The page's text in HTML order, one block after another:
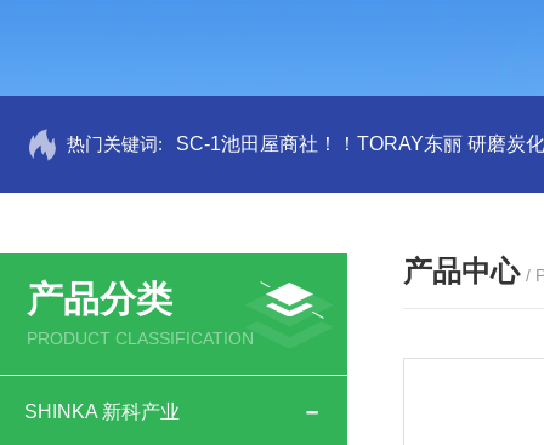
热门关键词: SC-1池田屋商社！！TORAY东丽 研磨炭
产品分类
PRODUCT CLASSIFICATION
SHINKA 新科产业
产品中心 /